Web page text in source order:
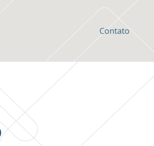
Contato